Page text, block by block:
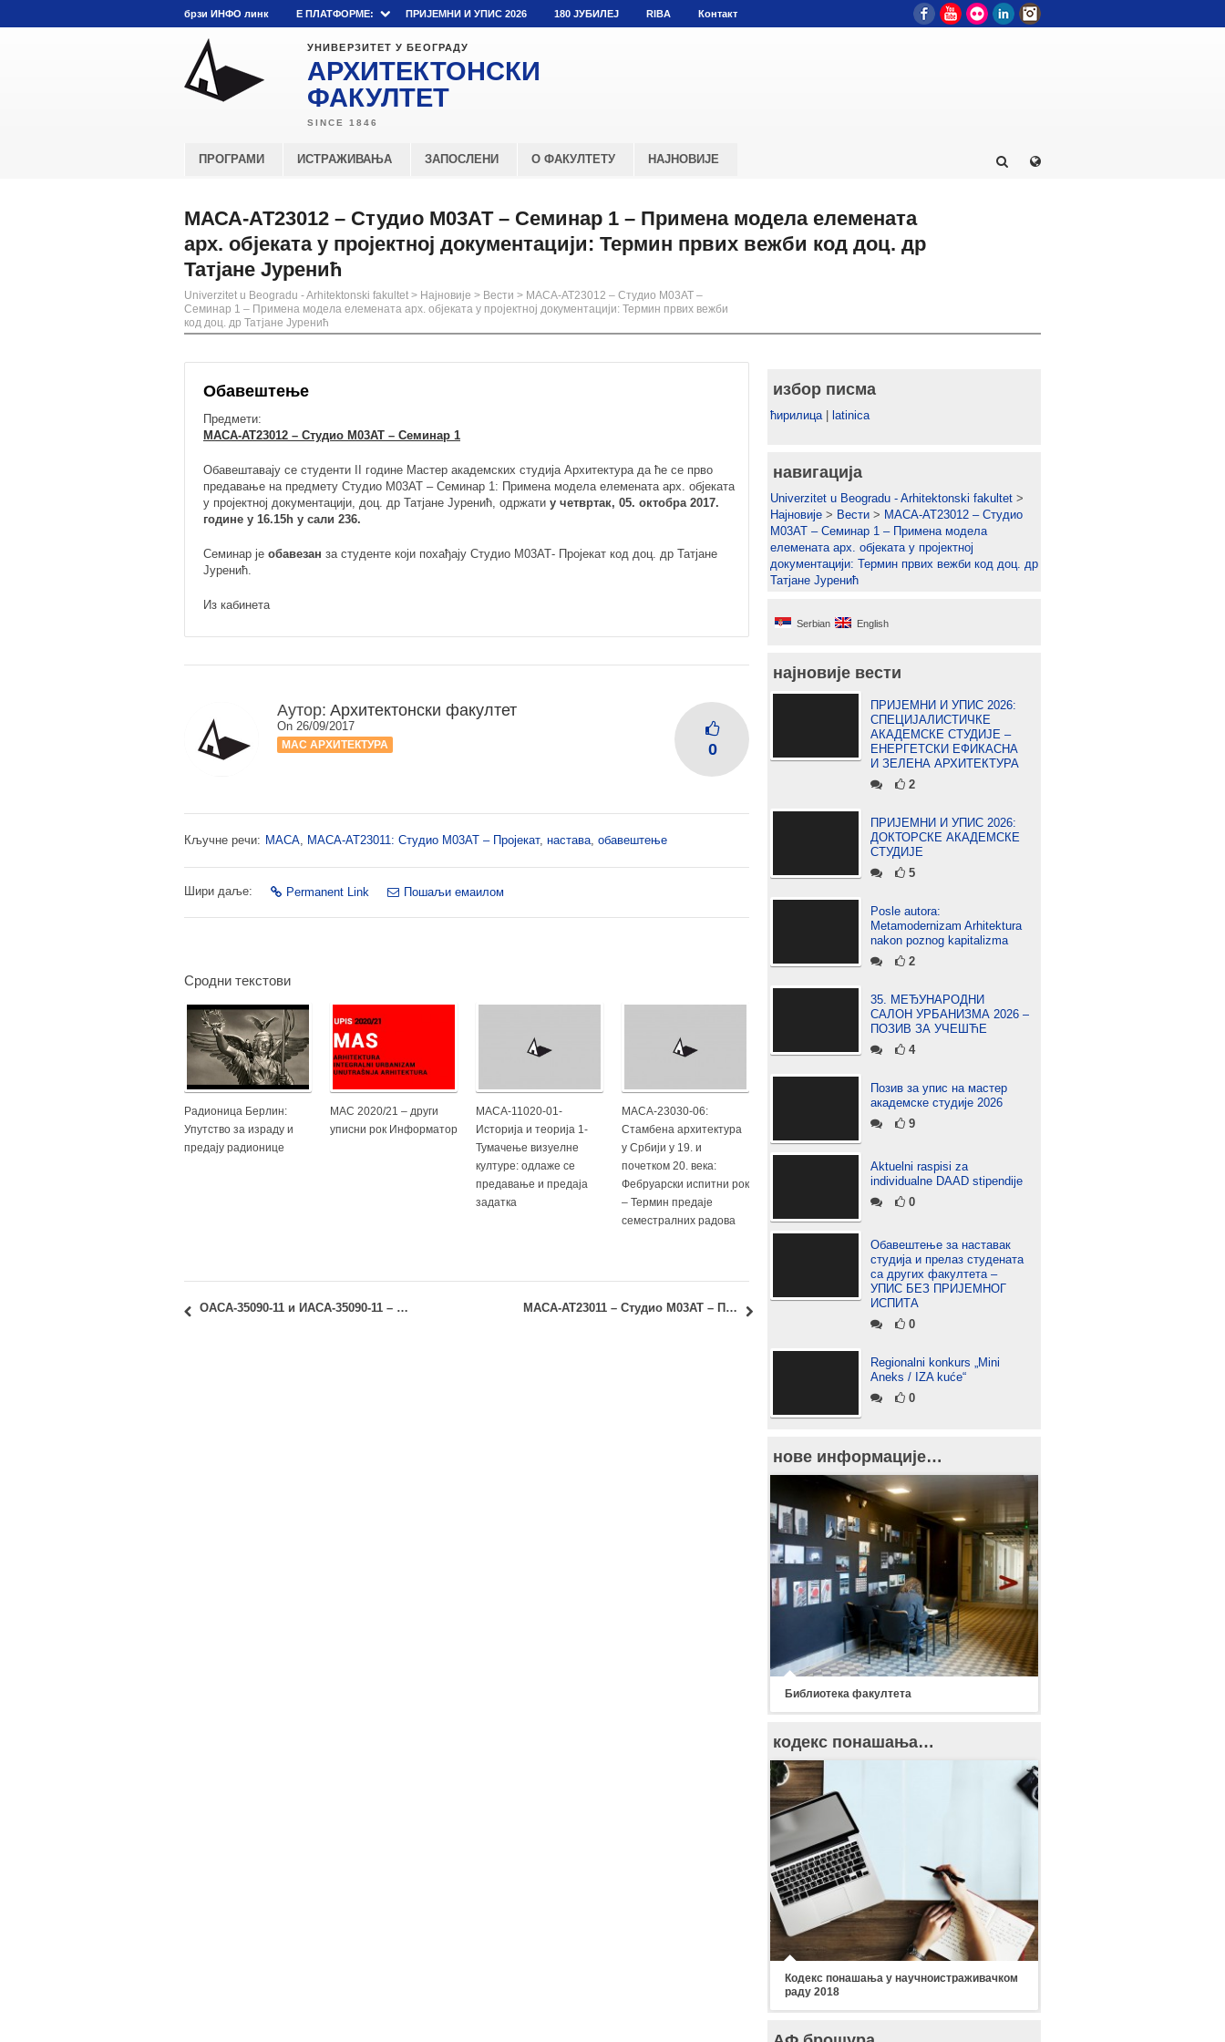
брзи ИНФО линк E ПЛАТФОРМЕ: ПРИЈЕМНИ И УПИС 2026 180 ЈУБИЛЕЈ RIBA Контакт FacebookYouTube
Flickr LinkedIn
УНИВЕРЗИТЕТ У БЕОГРАДУ
АРХИТЕКТОНСКИ
ФАКУЛТЕТ
ПРОГРАМИ ИСТРАЖИВАЊА ЗАПОСЛЕНИ О ФАКУЛТЕТУ НАЈНОВИЈЕ
МАСА-АТ23012 – Студио М03АТ – Семинар 1 – Примена модела елемената
арх. објеката у пројектној документацији: Термин првих вежби код доц. др
Татјане Јуренић
Univerzitet u Beogradu - Arhitektonski fakultet > Најновије > Вести > МАСА-АТ23012 – Студио М03АТ –
Семинар 1 – Примена модела елемената арх. објеката у пројектној документацији: Термин првих вежби
код доц. др Татјане Јуренић
Обавештење
Предмети:
МАСА-АТ23012 – Студио М03АТ – Семинар 1
Обавештавају се студенти II године Мастер академских студија Архитектура да ће се прво
предавање на предмету Студио М03АТ – Семинар 1: Примена модела елемената арх. објеката
у пројектној документацији, доц. др Татјане Јуренић, одржати у четвртак, 05. октобра 2017.
године у 16.15h у сали 236.
Семинар је обавезан за студенте који похађају Студио М03АТ- Пројекат код доц. др Татјане
Јуренић.
Из кабинета
Аутор: Архитектонски факултет
On 26/09/2017
МАС АРХИТЕКТУРА 0
Кључне речи: МАСА, МАСА-АТ23011: Студио М03АТ – Пројекат, настава, обавештење
Шири даље: Permanent Link Пошаљи емаилом
Сродни текстови
Радионица Берлин:
Упутство за израду и
предају радионице
МАС 2020/21 – други
уписни рок Информатор
МАСА-11020-01-
Историја и теорија 1-
Тумачење визуелне
културе: одлаже се
предавање и предаја
задатка
МАСА-23030-06:
Стамбена архитектура
у Србији у 19. и
почетком 20. века:
Фебруарски испитни рок
– Термин предаје
семестралних радова
ОАСА-35090-11 и ИАСА-35090-11 – Изборни предмет 1 – Детаљ у архитектури: Термин првог предавања МАСА-АТ23011 – Студио М03АТ – Пројекат: Термин првих вежби код доц. др Татјане Јуренић
избор писма
ћирилица| latinica
навигација
Univerzitet u Beogradu - Arhitektonski fakultet >
Најновије > Вести > МАСА-АТ23012 – Студио
М03АТ – Семинар 1 – Примена модела
елемената арх. објеката у пројектној
документацији: Термин првих вежби код доц. др
Татјане Јуренић
Serbian English
најновије вести
ПРИЈЕМНИ И УПИС 2026:
СПЕЦИЈАЛИСТИЧКЕ
АКАДЕМСКЕ СТУДИЈЕ –
ЕНЕРГЕТСКИ ЕФИКАСНА
И ЗЕЛЕНА АРХИТЕКТУРА
2
ПРИЈЕМНИ И УПИС 2026:
ДОКТОРСКЕ АКАДЕМСКЕ
СТУДИЈЕ
5
Posle autora:
Metamodernizam Arhitektura
nakon poznog kapitalizma
2
35. МЕЂУНАРОДНИ
САЛОН УРБАНИЗМА 2026 –
ПОЗИВ ЗА УЧЕШЋЕ
4
Позив за упис на мастер
академске студије 2026
9
Aktuelni raspisi za
individualne DAAD stipendije
0
Обавештење за наставак
студија и прелаз студената
са других факултета –
УПИС БЕЗ ПРИЈЕМНОГ
ИСПИТА
0
Regionalni konkurs „Mini
Aneks / IZA kuće“
0
нове информације…
Библиотека факултета
кодекс понашања…
Кодекс понашања у научноистраживачком
раду 2018